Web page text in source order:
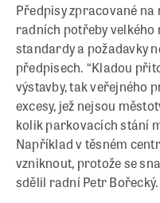
Předpisy zpracované
radních potřeby
standardy a požadavky
předpisech. “Kladou
výstavby, tak veřejného
excesy, jež nejsou
kolik parkovacích stání
Například v těsném
vzniknout, protože se
sdělil radní Petr Bořecký.